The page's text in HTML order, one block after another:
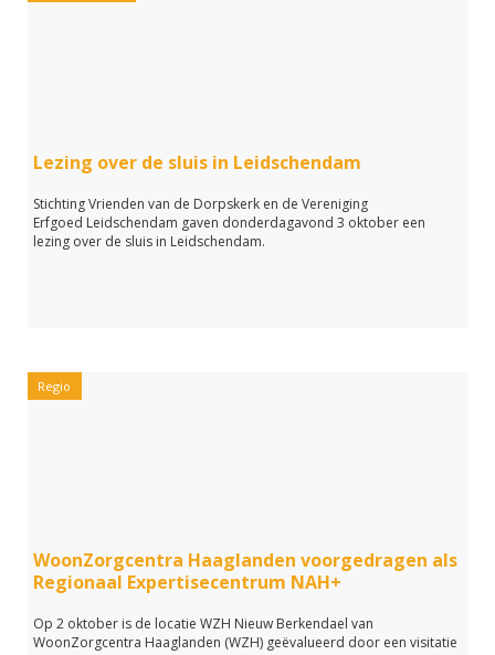
Lezing over de sluis in Leidschendam
Stichting Vrienden van de Dorpskerk en de Vereniging
Erfgoed Leidschendam gaven donderdagavond 3 oktober een
lezing over de sluis in Leidschendam.
Regio
WoonZorgcentra Haaglanden voorgedragen als
Regionaal Expertisecentrum NAH+
Op 2 oktober is de locatie WZH Nieuw Berkendael van
WoonZorgcentra Haaglanden (WZH) geëvalueerd door een visitatie